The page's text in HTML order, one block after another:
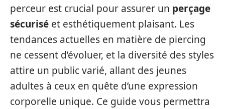
perceur est crucial pour assurer un perçage
sécurisé et esthétiquement plaisant. Les
tendances actuelles en matière de piercing
ne cessent d’évoluer, et la diversité des styles
attire un public varié, allant des jeunes
adultes à ceux en quête d’une expression
corporelle unique. Ce guide vous permettra